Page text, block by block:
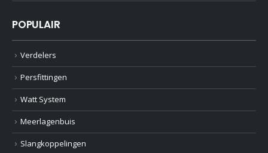
POPULAIR
Verdelers
Persfittingen
Watt System
Meerlagenbuis
Slangkoppelingen